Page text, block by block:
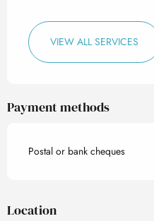
VIEW ALL SERVICES
Payment methods
Postal or bank cheques
Location